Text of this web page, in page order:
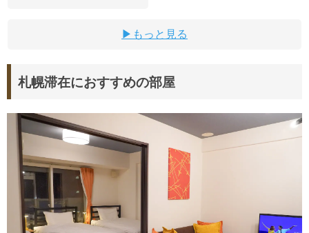
もっと見る
札幌滞在におすすめの部屋